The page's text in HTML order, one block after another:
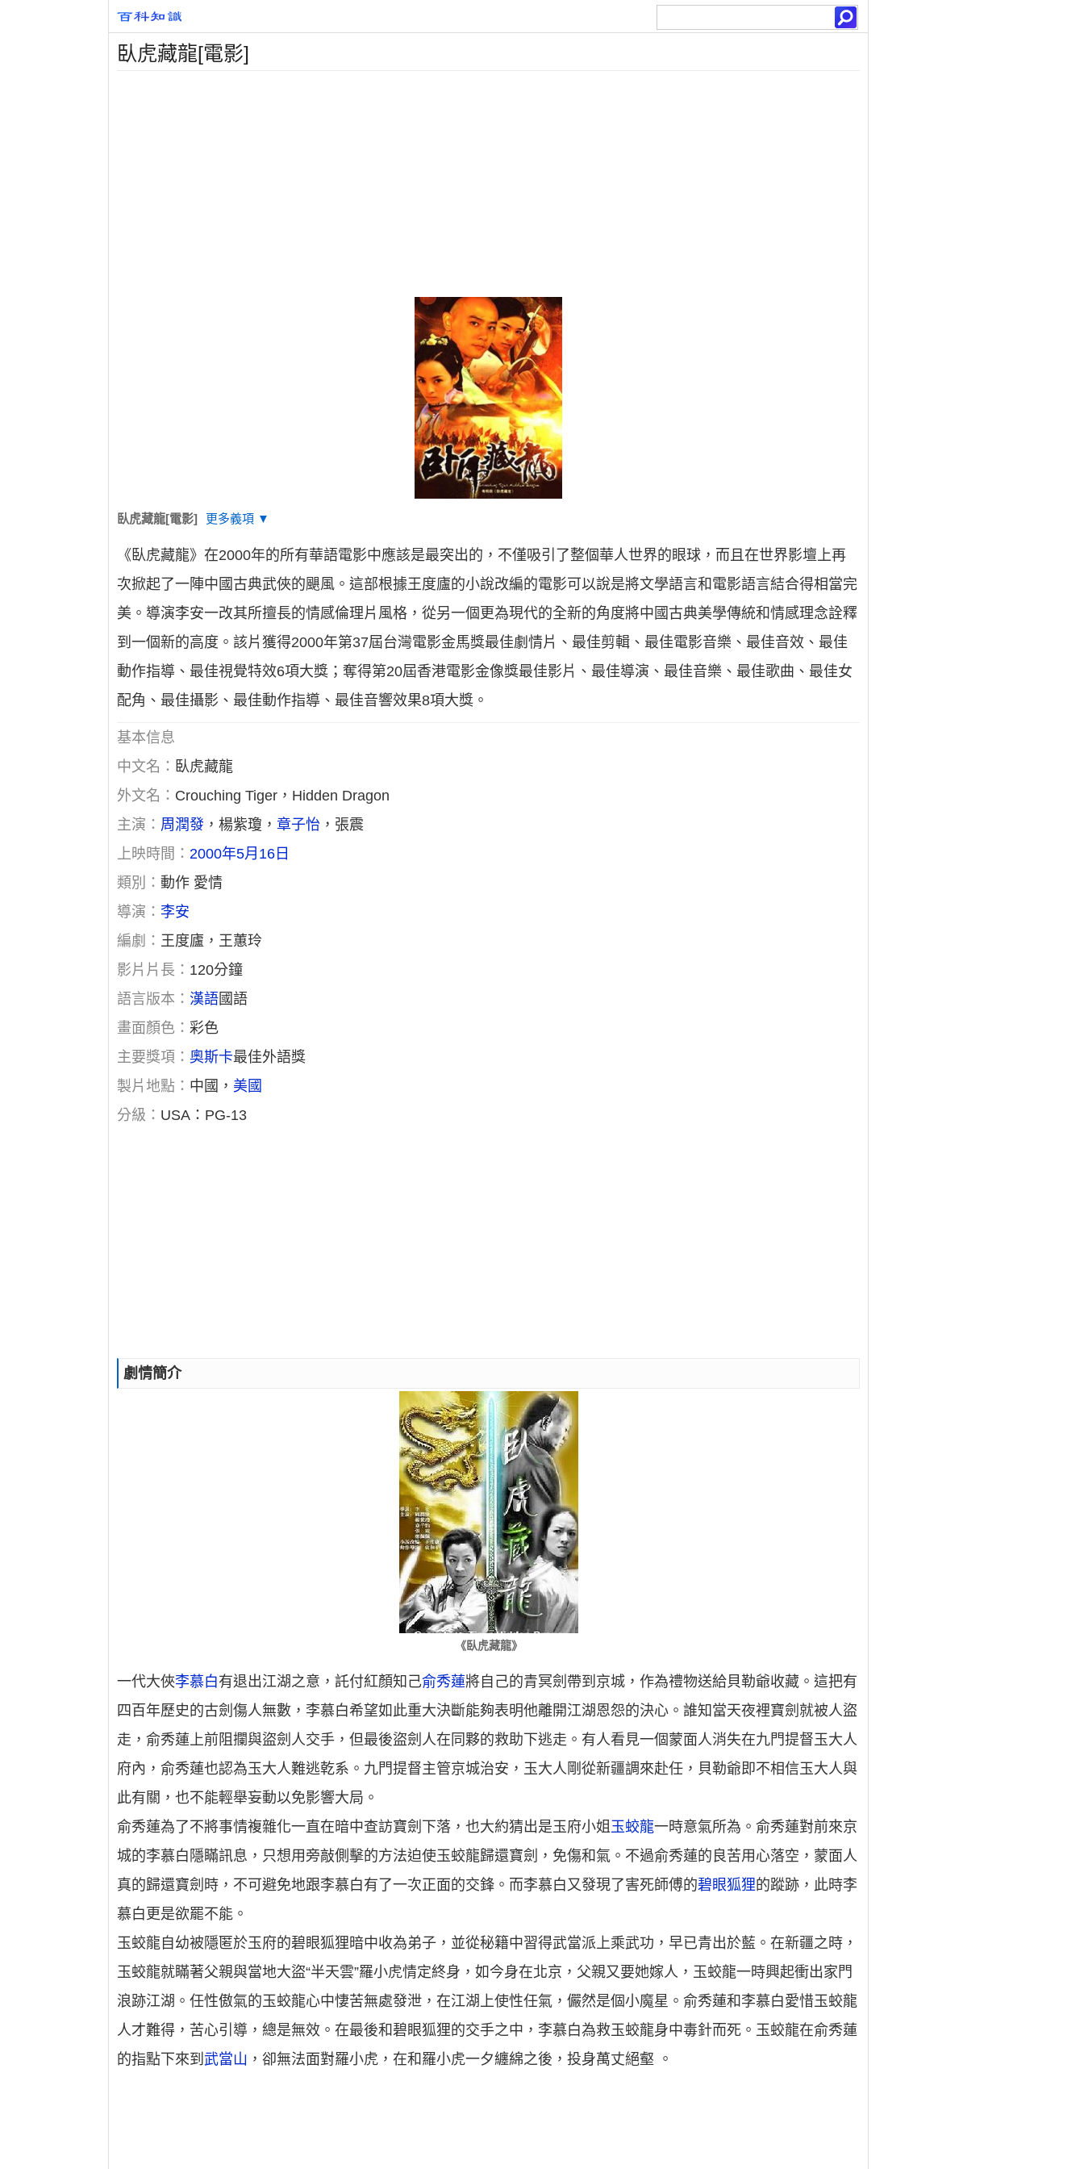
臥虎藏龍[電影]
臥虎藏龍[電影] 更多義項 ▼
《臥虎藏龍》在2000年的所有華語電影中應該是最突出的，不僅吸引了整個華人世界的眼球，而且在世界影壇上再
次掀起了一陣中國古典武俠的颶風。這部根據王度廬的小說改編的電影可以說是將文學語言和電影語言結合得相當完
美。導演李安一改其所擅長的情感倫理片風格，從另一個更為現代的全新的角度將中國古典美學傳統和情感理念詮釋
到一個新的高度。該片獲得2000年第37屆台灣電影金馬獎最佳劇情片、最佳剪輯、最佳電影音樂、最佳音效、最佳
動作指導、最佳視覺特效6項大獎；奪得第20屆香港電影金像獎最佳影片、最佳導演、最佳音樂、最佳歌曲、最佳女
配角、最佳攝影、最佳動作指導、最佳音響效果8項大獎。
基本信息
中文名： 臥虎藏龍
外文名： Crouching Tiger，Hidden Dragon
主演： 周潤發 ，楊紫瓊，章子怡 ，張震
上映時間：2000年5月16日
類別：動作 愛情
導演： 李安
編劇： 王度廬，王蕙玲
影片片長： 120分鐘
語言版本： 漢語國語
畫面顏色：彩色
主要獎項： 奧斯卡最佳外語獎
製片地點： 中國， 美國
分級： USA：PG-13
劇情簡介
《臥虎藏龍》
一代大俠李慕白有退出江湖之意，託付紅顏知己俞秀蓮將自己的青冥劍帶到京城，作為禮物送給貝勒爺收藏。這把有
四百年歷史的古劍傷人無數，李慕白希望如此重大決斷能夠表明他離開江湖恩怨的決心。誰知當天夜裡寶劍就被人盜
走，俞秀蓮上前阻攔與盜劍人交手，但最後盜劍人在同夥的救助下逃走。有人看見一個蒙面人消失在九門提督玉大人
府內，俞秀蓮也認為玉大人難逃乾系。九門提督主管京城治安，玉大人剛從新疆調來赴任，貝勒爺即不相信玉大人與
此有關，也不能輕舉妄動以免影響大局。
俞秀蓮為了不將事情複雜化一直在暗中查訪寶劍下落，也大約猜出是玉府小姐玉蛟龍一時意氣所為。俞秀蓮對前來京
城的李慕白隱瞞訊息，只想用旁敲側擊的方法迫使玉蛟龍歸還寶劍，免傷和氣。不過俞秀蓮的良苦用心落空，蒙面人
真的歸還寶劍時，不可避免地跟李慕白有了一次正面的交鋒。而李慕白又發現了害死師傅的碧眼狐狸的蹤跡，此時李
慕白更是欲罷不能。
玉蛟龍自幼被隱匿於玉府的碧眼狐狸暗中收為弟子，並從秘籍中習得武當派上乘武功，早已青出於藍。在新疆之時，
玉蛟龍就瞞著父親與當地大盜“半天雲”羅小虎情定終身，如今身在北京，父親又要她嫁人，玉蛟龍一時興起衝出家門
浪跡江湖。任性傲氣的玉蛟龍心中悽苦無處發泄，在江湖上使性任氣，儼然是個小魔星。俞秀蓮和李慕白愛惜玉蛟龍
人才難得，苦心引導，總是無效。在最後和碧眼狐狸的交手之中，李慕白為救玉蛟龍身中毒針而死。玉蛟龍在俞秀蓮
的指點下來到 武當山 ，卻無法面對羅小虎，在和羅小虎一夕纏綿之後，投身萬丈絕壑 。